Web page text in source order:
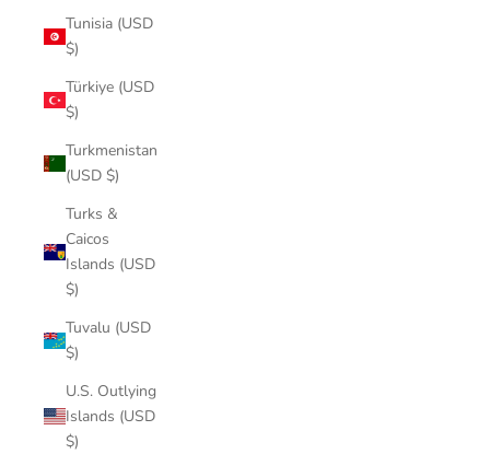
Tunisia (USD
$)
Türkiye (USD
$)
Turkmenistan
(USD $)
Turks &
Caicos
Islands (USD
$)
Tuvalu (USD
$)
U.S. Outlying
Islands (USD
$)